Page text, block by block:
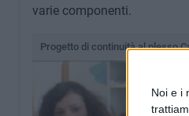
Noi e i
varie componenti.
Progetto di continuità al plesso